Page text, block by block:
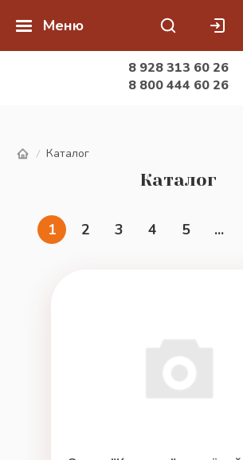
Меню
8 928 313 60 26
8 800 444 60 26
/ Каталог
Каталог
1 2 3 4 5 ...